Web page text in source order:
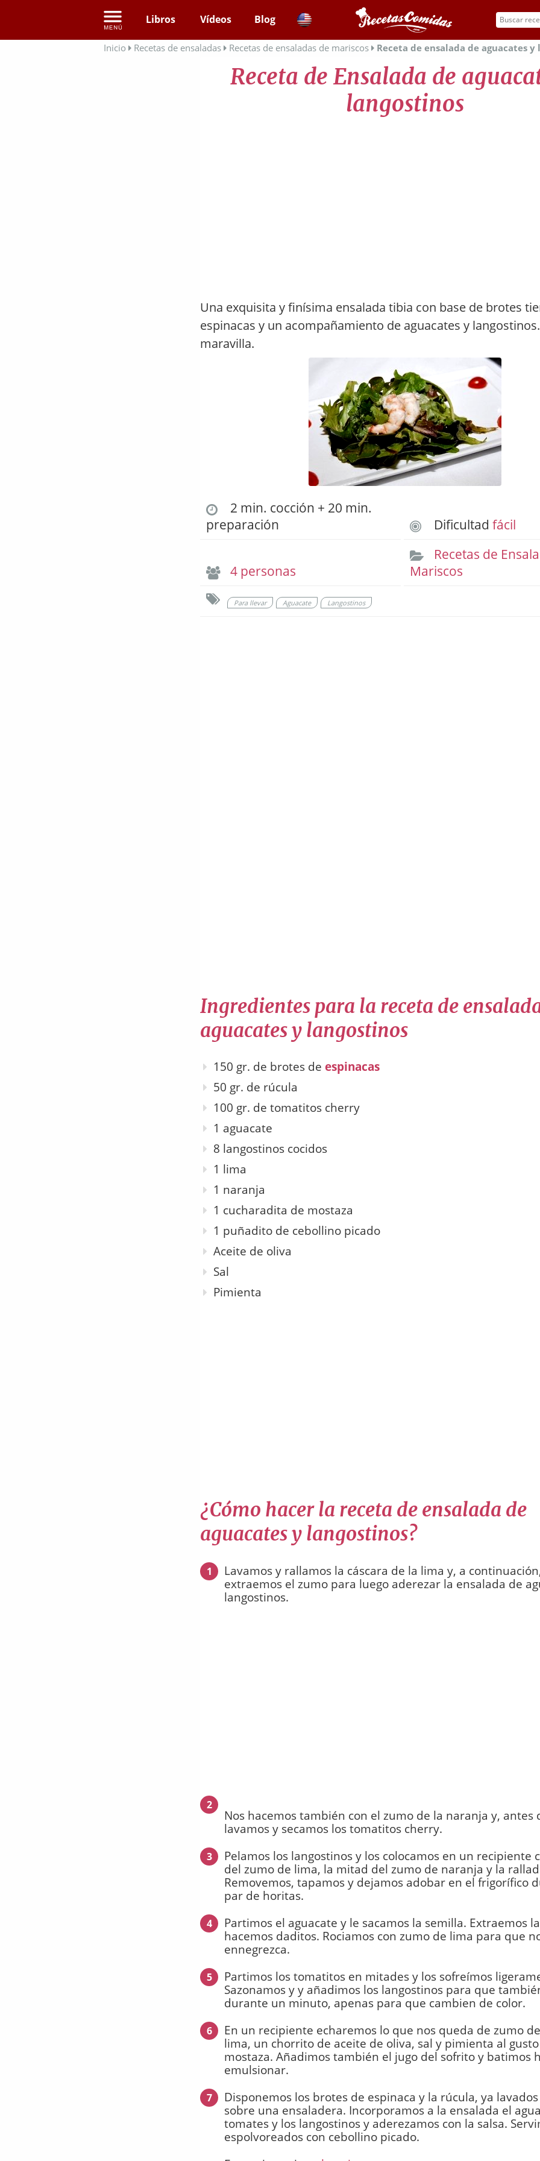
Libros Vídeos Blog
Inicio Recetas de ensaladas Recetas de ensaladas de mariscos Receta de ensalada de aguacates y
Receta de Ensalada de
langostinos
Una exquisita y finísima ensalada tibia con base de brotes
espinacas y un acompañamiento de aguacates y
maravilla.
2 min. cocción + 20 min.
preparación
Dificultadfácil
4 personas
Recetas de
Mariscos
Para llevar Aguacate Langostinos
Ingredientes para la receta de
aguacates y langostinos
150 gr. de brotes de espinacas
50 gr. de rúcula
100 gr. de tomatitos cherry
1 aguacate
8 langostinos cocidos
1 lima
1 naranja
1 cucharadita de mostaza
1 puñadito de cebollino picado
Aceite de oliva
Sal
Pimienta
¿Cómo hacer la receta de ensalada de
aguacates y langostinos?
1
Lavamos y rallamos la cáscara de la lima y, a
extraemos el zumo para luego aderezar la ensalada de
langostinos.
2
Nos hacemos también con el zumo de la naranja y, antes
lavamos y secamos los tomatitos cherry.
3
Pelamos los langostinos y los colocamos en un recipiente
del zumo de lima, la mitad del zumo de naranja y la
Removemos, tapamos y dejamos adobar en el frigorífico
par de horitas.
4
Partimos el aguacate y le sacamos la semilla. Extraemos
hacemos daditos. Rociamos con zumo de lima para que
ennegrezca.
5
Partimos los tomatitos en mitades y los sofreímos
Sazonamos y y añadimos los langostinos para que
durante un minuto, apenas para que cambien de color.
6
En un recipiente echaremos lo que nos queda de zumo
lima, un chorrito de aceite de oliva, sal y pimienta al
mostaza. Añadimos también el jugo del sofrito y batimos
emulsionar.
7
Disponemos los brotes de espinaca y la rúcula, ya lavados
sobre una ensaladera. Incorporamos a la ensalada el
tomates y los langostinos y aderezamos con la salsa.
espolvoreados con cebollino picado.